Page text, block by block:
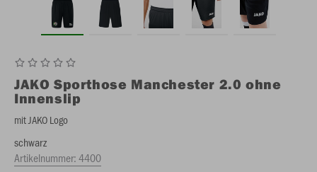
JAKO Sporthose Manchester 2.0 ohne
Innenslip
mit JAKO Logo
schwarz
Artikelnummer:4400